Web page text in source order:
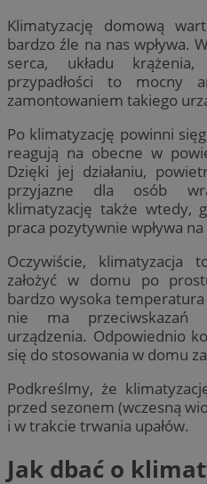
Klimatyzację domową
bardzo źle na nas wpływa.
serca, układu
przypadłości to mocny
zamontowaniem takiego
Po klimatyzację powinni
reagują na obecne w
Dzięki jej działaniu,
przyjazne dla osób
klimatyzację także wtedy,
praca pozytywnie wpływa
Oczywiście,
założyć w domu po
bardzo wysoka
nie ma przeciwskazań
urządzenia. Odpowiednio
się do stosowania w domu
Podkreślmy, że
przed sezonem (wczesną
i w trakcie trwania upałów.
Jak dbać o